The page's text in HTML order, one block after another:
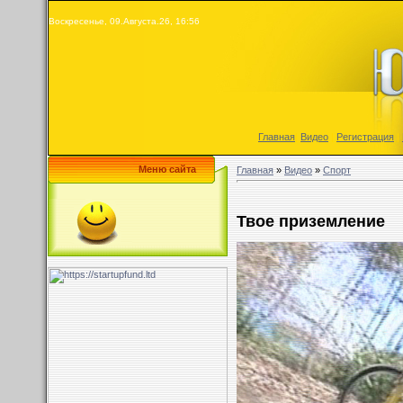
Воскресенье, 09.Августа.26, 16:56
Главная Видео Регистрация
Меню сайта Главная»Видео»Спорт
Твое приземление